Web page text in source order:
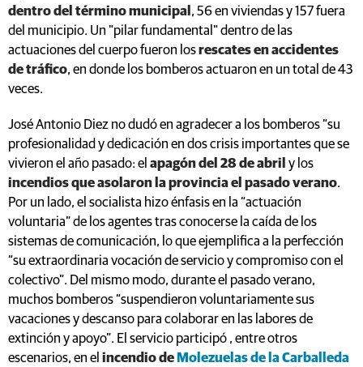
dentro del término municipal , 56 en viviendas y 157 fuera
del municipio. Un "pilar fundamental" dentro de las
actuaciones del cuerpo fueron losrescates en accidentes
de tráfico, en donde los bomberos actuaron en un total de 43
veces.
José Antonio Diez no dudó en agradecer a los bomberos “su
profesionalidad y dedicación en dos crisis importantes que se
vivieron el año pasado: el apagón del 28 de abril y los
incendios que asolaron la provincia el pasado verano.
Por un lado, el socialista hizo énfasis en la “actuación
voluntaria” de los agentes tras conocerse la caída de los
sistemas de comunicación, lo que ejemplifica a la perfección
“su extraordinaria vocación de servicio y compromiso con el
colectivo”. Del mismo modo, durante el pasado verano,
muchos bomberos “suspendieron voluntariamente sus
vacaciones y descanso para colaborar en las labores de
extinción y apoyo”. El servicio participó , entre otros
escenarios, en el incendio de Molezuelas de la Carballeda